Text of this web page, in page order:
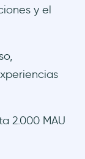
y el
2.000 MAU